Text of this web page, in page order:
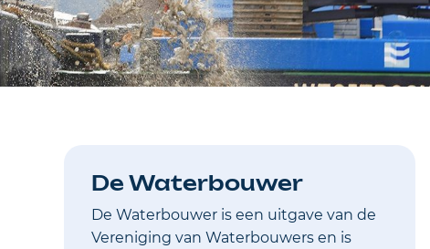
De Waterbouwer
De Waterbouwer is een uitgave van de
Vereniging van Waterbouwers en is